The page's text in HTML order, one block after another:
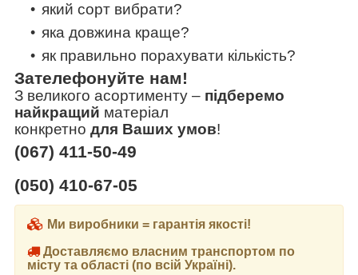
який сорт вибрати?
яка довжина краще?
як правильно порахувати кількість?
Зателефонуйте нам!
З великого асортименту – підберемо
найкращий матеріал
конкретно для Ваших умов!
(067) 411-50-49
(050) 410-67-05
Ми виробники = гарантія якості!
Доставляємо власним транспортом по
місту та області (по всій Україні).